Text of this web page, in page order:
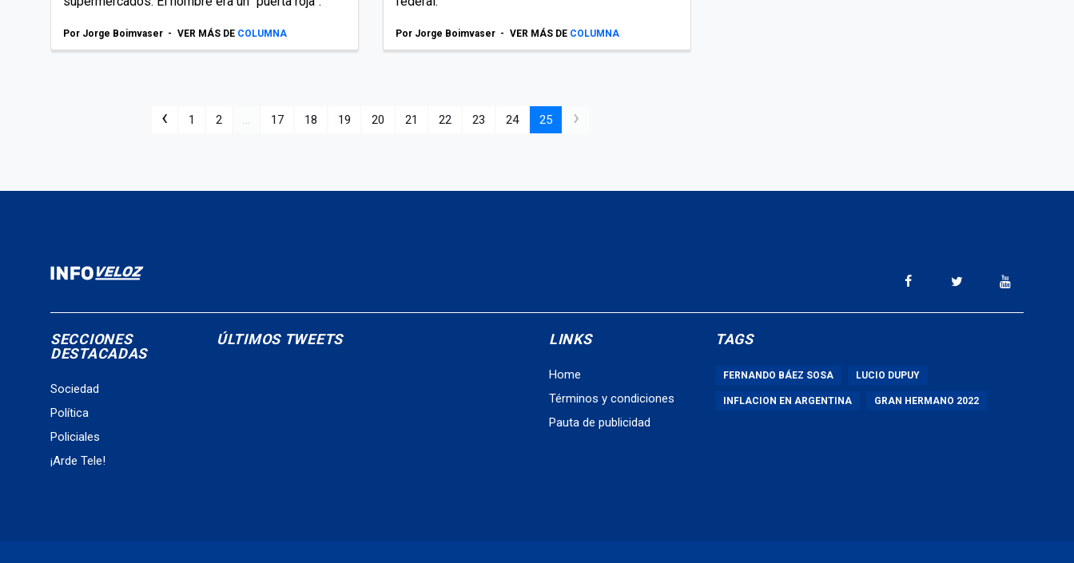
Por Jorge Boimvaser VER MÁS DE COLUMNA Por Jorge Boimvaser VER MÁS DE COLUMNA
‹ 1 2 ... 17 18 19 20 21 22 23 24 25 ›
SECCIONES
DESTACADAS
Sociedad
Política
Policiales
¡Arde Tele!
ÚLTIMOS TWEETS LINKS
Home
Términos y condiciones
Pauta de publicidad
TAGS
FERNANDO BÁEZ SOSA LUCIO DUPUY
INFLACION EN ARGENTINA GRAN HERMANO 2022